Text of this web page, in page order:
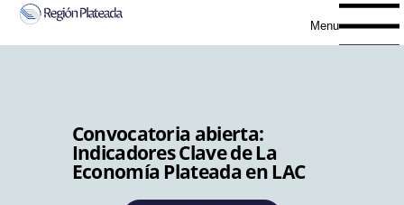
Menu
Convocatoria abierta:
Indicadores Clave de La
Economía Plateada en LAC